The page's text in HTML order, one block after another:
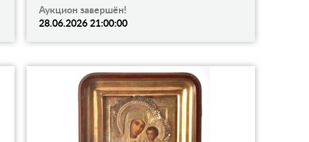
Аукцион завершён!
28.06.2026 21:00:00